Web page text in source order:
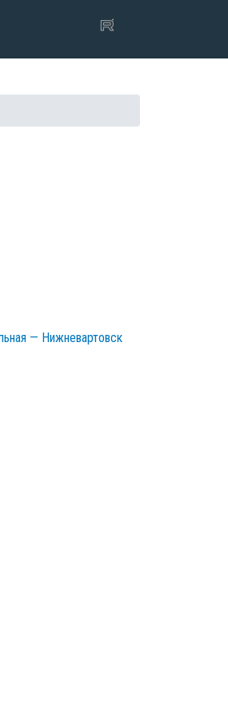
— Нижневартовск